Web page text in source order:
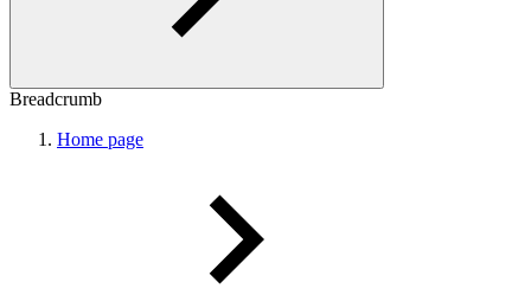
Breadcrumb
Home page